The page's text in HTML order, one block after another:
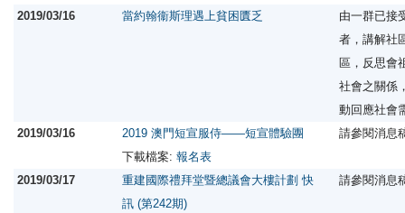
2019/03/16
當約翰衞斯理遇上貧困匱乏
由一群已接
者，講解社
區，反思會
社會之關係
動回應社會
2019/03/16
2019 澳門短宣服侍——短宣體驗團
下載檔案: 報名表
請參閱消息
2019/03/17
重建國際禮拜堂暨總議會大樓計劃 快
訊 (第242期)
請參閱消息